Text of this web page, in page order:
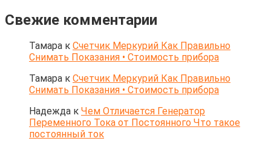
Свежие комментарии
Тамара к Счетчик Меркурий Как Правильно
Снимать Показания • Стоимость прибора
Тамара к Счетчик Меркурий Как Правильно
Снимать Показания • Стоимость прибора
Надежда к Чем Отличается Генератор
Переменного Тока от Постоянного Что такое
постоянный ток